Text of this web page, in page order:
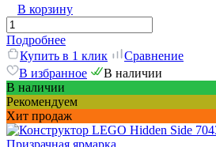
В корзину
Подробнее
Купить в 1 клик
Сравнение
В избранное
В наличии
В наличии
Рекомендуем
Хит продаж